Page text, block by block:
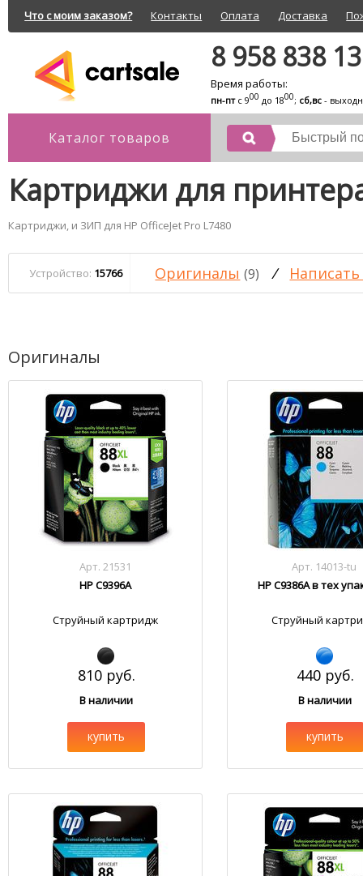
Что с моим заказом? Контакты Оплата Доставка
8 958 838
Время работы:
пн-птс 900 до 1800; сб,вс -
Каталог товаров
Картриджи для
Картриджи, и ЗИП для HP OfficeJet Pro L7480
Устройство: 15766 Оригиналы (9) /
Оригиналы
Арт. 21531
HP C9396A
Струйный картридж
810 руб.
В наличии
купить
Арт. 14013-tu
HP C9386A в тех
Струйный
440 руб.
В наличии
купить